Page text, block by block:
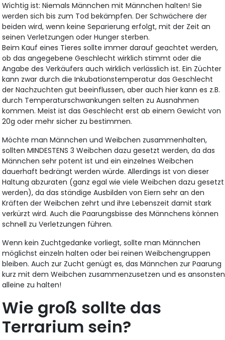
Wichtig ist: Niemals Männchen mit Männchen halten! Sie
werden sich bis zum Tod bekämpfen. Der Schwächere der
beiden wird, wenn keine Separierung erfolgt, mit der Zeit an
seinen Verletzungen oder Hunger sterben.
Beim Kauf eines Tieres sollte immer darauf geachtet werden,
ob das angegebene Geschlecht wirklich stimmt oder die
Angabe des Verkäufers auch wirklich verlässlich ist. Ein Züchter
kann zwar durch die Inkubationstemperatur das Geschlecht
der Nachzuchten gut beeinflussen, aber auch hier kann es z.B.
durch Temperaturschwankungen selten zu Ausnahmen
kommen. Meist ist das Geschlecht erst ab einem Gewicht von
20g oder mehr sicher zu bestimmen.
Möchte man Männchen und Weibchen zusammenhalten,
sollten MINDESTENS 3 Weibchen dazu gesetzt werden, da das
Männchen sehr potent ist und ein einzelnes Weibchen
dauerhaft bedrängt werden würde. Allerdings ist von dieser
Haltung abzuraten (ganz egal wie viele Weibchen dazu gesetzt
werden), da das ständige Ausbilden von Eiern sehr an den
Kräften der Weibchen zehrt und ihre Lebenszeit damit stark
verkürzt wird. Auch die Paarungsbisse des Männchens können
schnell zu Verletzungen führen.
Wenn kein Zuchtgedanke vorliegt, sollte man Männchen
möglichst einzeln halten oder bei reinen Weibchengruppen
bleiben. Auch zur Zucht genügt es, das Männchen zur Paarung
kurz mit dem Weibchen zusammenzusetzen und es ansonsten
alleine zu halten!
Wie groß sollte das
Terrarium sein?